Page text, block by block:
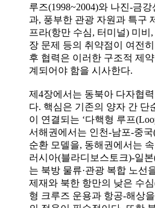
루즈(1998~2004)와 나진-금
과, 풍부한 관광 자원과 특구
프라(항만 수심, 터미널) 미비
장 문제 등의 취약점이 여전
후 협력은 이러한 구조적 제
계되어야 함을 시사한다.
제4장에서는 동북아 다자협
다. 핵심은 기존의 양자 간 단
이 연결되는 ‘다핵형 루프
서해권에서는 인천-남포-중
순환 모델을, 동해권에서는
러시아(블라디보스토크)-일
는 북방 물류·관광 복합 노선
제재와 북한 항만의 낮은 수
형 크루즈 운용과 항공-해상을